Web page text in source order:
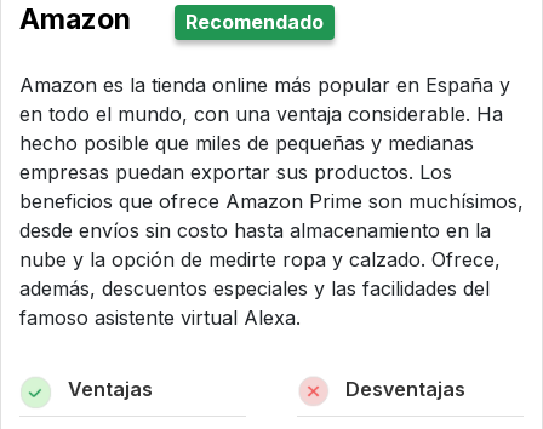
Amazon Recomendado
Amazon es la tienda online más popular en España y
en todo el mundo, con una ventaja considerable. Ha
hecho posible que miles de pequeñas y medianas
empresas puedan exportar sus productos. Los
beneficios que ofrece Amazon Prime son muchísimos,
desde envíos sin costo hasta almacenamiento en la
nube y la opción de medirte ropa y calzado. Ofrece,
además, descuentos especiales y las facilidades del
famoso asistente virtual Alexa.
Ventajas Desventajas